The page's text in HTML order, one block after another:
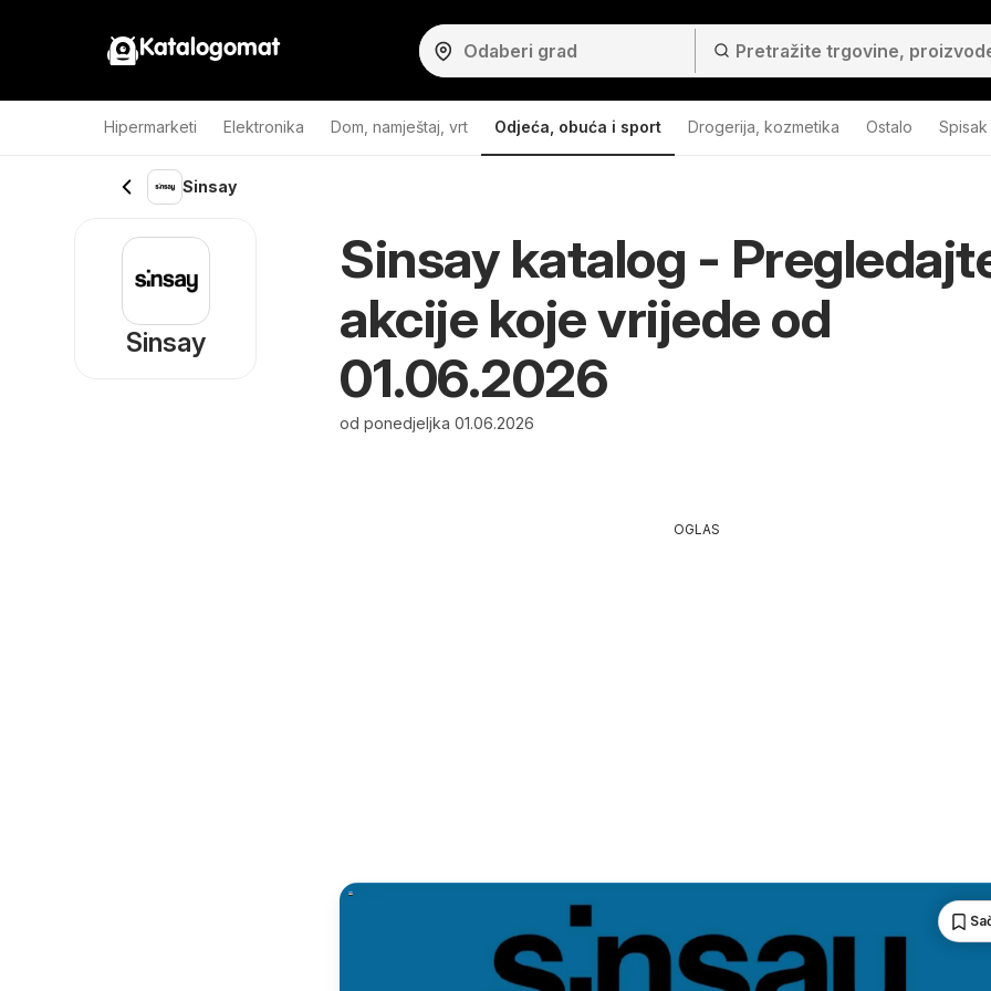
Katalogomat
Hipermarketi Elektronika Dom, namještaj, vrt Odjeća, obuća i sport Drogerija, kozmetika Ostalo
Sinsay
Sinsay katalog -
akcije koje vrijede od
01.06.2026
od ponedjeljka 01.06.2026
OGLAS
Sinsay